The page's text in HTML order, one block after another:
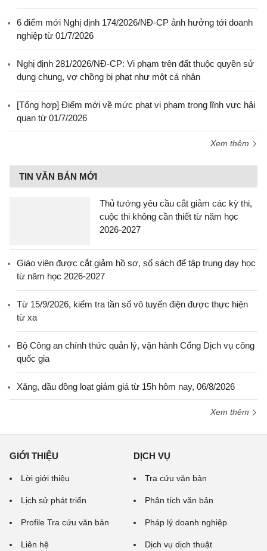
6 điểm mới Nghị định 174/2026/NĐ-CP ảnh hưởng tới doanh
nghiệp từ 01/7/2026
Nghị định 281/2026/NĐ-CP: Vi phạm trên đất thuộc quyền sử
dụng chung, vợ chồng bị phạt như một cá nhân
[Tổng hợp] Điểm mới về mức phạt vi phạm trong lĩnh vực hải
quan từ 01/7/2026
Xem thêm
TIN VĂN BẢN MỚI
Thủ tướng yêu cầu cắt giảm các kỳ thi,
cuộc thi không cần thiết từ năm học
2026-2027
Giáo viên được cắt giảm hồ sơ, sổ sách để tập trung dạy học
từ năm học 2026-2027
Từ 15/9/2026, kiểm tra tần số vô tuyến điện được thực hiện
từ xa
Bộ Công an chính thức quản lý, vận hành Cổng Dịch vụ công
quốc gia
Xăng, dầu đồng loạt giảm giá từ 15h hôm nay, 06/8/2026
Xem thêm
GIỚI THIỆU
Lời giới thiệu
Lịch sử phát triển
Profile Tra cứu văn bản
Liên hệ
DỊCH VỤ
Tra cứu văn bản
Phân tích văn bản
Pháp lý doanh nghiệp
Dịch vụ dịch thuật